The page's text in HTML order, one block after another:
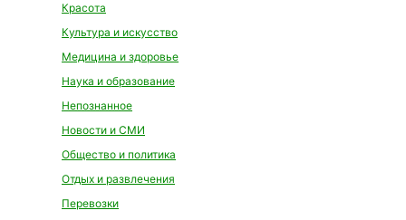
Красота
Культура и искусство
Медицина и здоровье
Наука и образование
Непознанное
Новости и СМИ
Общество и политика
Отдых и развлечения
Перевозки